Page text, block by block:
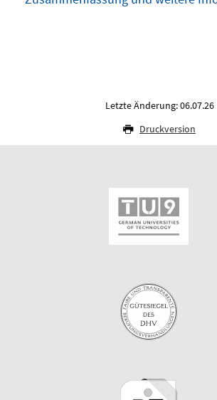
Letzte Änderung: 06.07.26
Druckversion